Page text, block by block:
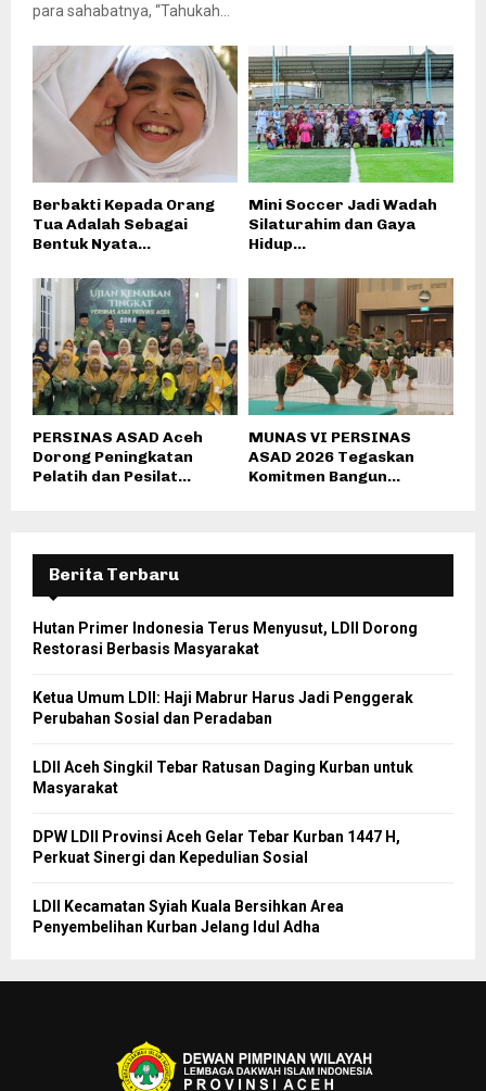
para sahabatnya, “Tahukah...
Berbakti Kepada Orang
Tua Adalah Sebagai
Bentuk Nyata...
Mini Soccer Jadi Wadah
Silaturahim dan Gaya
Hidup...
PERSINAS ASAD Aceh
Dorong Peningkatan
Pelatih dan Pesilat...
MUNAS VI PERSINAS
ASAD 2026 Tegaskan
Komitmen Bangun...
Berita Terbaru
Hutan Primer Indonesia Terus Menyusut, LDII Dorong
Restorasi Berbasis Masyarakat
Ketua Umum LDII: Haji Mabrur Harus Jadi Penggerak
Perubahan Sosial dan Peradaban
LDII Aceh Singkil Tebar Ratusan Daging Kurban untuk
Masyarakat
DPW LDII Provinsi Aceh Gelar Tebar Kurban 1447 H,
Perkuat Sinergi dan Kepedulian Sosial
LDII Kecamatan Syiah Kuala Bersihkan Area
Penyembelihan Kurban Jelang Idul Adha